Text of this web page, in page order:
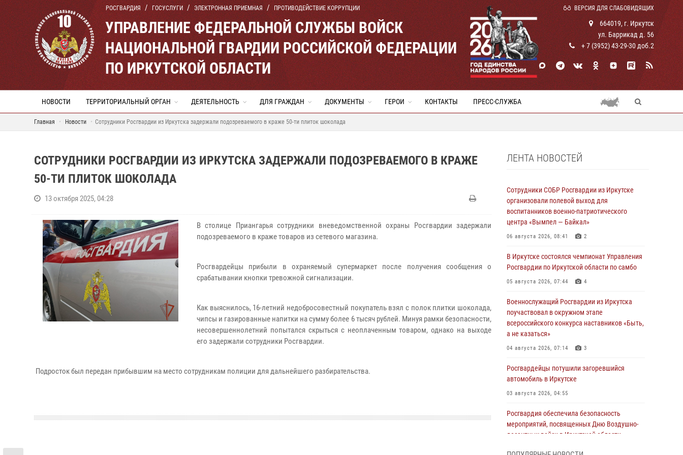
РОСГВАРДИЯ ГОСУСЛУГИ ЭЛЕКТРОННАЯ ПРИЕМНАЯ ПРОТИВОДЕЙСТВИЕ КОРРУПЦИИ ВЕРСИЯ ДЛЯ СЛАБОВИДЯЩИХ
УПРАВЛЕНИЕ ФЕДЕРАЛЬНОЙ СЛУЖБЫ ВОЙСК
НАЦИОНАЛЬНОЙ ГВАРДИИ РОССИЙСКОЙ ФЕДЕРАЦИИ
ПО ИРКУТСКОЙ ОБЛАСТИ
664019, г. Иркутск
ул. Баррикад д. 56
+ 7 (3952) 43-29-30 доб.2
НОВОСТИ ТЕРРИТОРИАЛЬНЫЙ ОРГАН ДЕЯТЕЛЬНОСТЬ ДЛЯ ГРАЖДАН ДОКУМЕНТЫ ГЕРОИ КОНТАКТЫ ПРЕСС-СЛУЖБА
Главная Новости Сотрудники Росгвардии из Иркутска задержали подозреваемого в краже 50-ти плиток шоколада
СОТРУДНИКИ РОСГВАРДИИ ИЗ ИРКУТСКА ЗАДЕРЖАЛИ ПОДОЗРЕВАЕМОГО В КРАЖЕ
50-ТИ ПЛИТОК ШОКОЛАДА
13 октября 2025, 04:28
В столице Приангарья сотрудники вневедомственной охраны Росгвардии задержали
подозреваемого в краже товаров из сетевого магазина.
Росгвардейцы прибыли в охраняемый супермаркет после получения сообщения о
срабатывании кнопки тревожной сигнализации.
Как выяснилось, 16-летний недобросовестный покупатель взял с полок плитки шоколада,
чипсы и газированные напитки на сумму более 6 тысяч рублей. Минуя рамки безопасности,
несовершеннолетний попытался скрыться с неоплаченным товаром, однако на выходе
его задержали сотрудники Росгвардии.
Подросток был передан прибывшим на место сотрудникам полиции для дальнейшего разбирательства.
ЛЕНТА НОВОСТЕЙ
Сотрудники СОБР Росгвардии из Иркутске
организовали полевой выход для
воспитанников военно-патриотического
центра «Вымпел — Байкал»
06 августа 2026, 08:41 2
В Иркутске состоялся чемпионат Управления
Росгвардии по Иркутской области по самбо
05 августа 2026, 07:44 4
Военнослужащий Росгвардии из Иркутска
поучаствовал в окружном этапе
всероссийского конкурса наставников «Быть,
а не казаться»
04 августа 2026, 07:14 3
Росгвардейцы потушили загоревшийся
автомобиль в Иркутске
03 августа 2026, 04:55
Росгвардия обеспечила безопасность
мероприятий, посвященных Дню Воздушно-
десантных войск в Иркутской области